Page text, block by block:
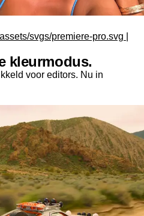
svgs/premiere-pro.svg |
kleurmodus.
voor editors. Nu in